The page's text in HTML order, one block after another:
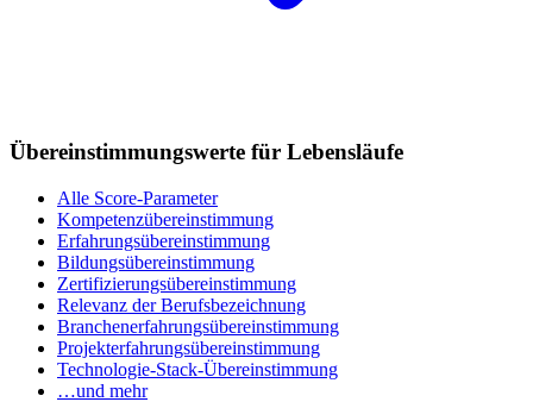
Übereinstimmungswerte für Lebensläufe
Alle Score-Parameter
Kompetenzübereinstimmung
Erfahrungsübereinstimmung
Bildungsübereinstimmung
Zertifizierungsübereinstimmung
Relevanz der Berufsbezeichnung
Branchenerfahrungsübereinstimmung
Projekterfahrungsübereinstimmung
Technologie-Stack-Übereinstimmung
…und mehr